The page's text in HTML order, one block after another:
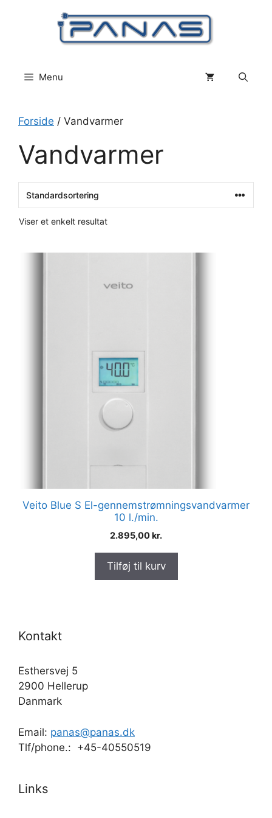
Menu
Forside / Vandvarmer
Vandvarmer
Viser et enkelt resultat
Veito Blue S El-gennemstrømningsvandvarmer
10 l./min.
2.895,00kr.
Tilføj til kurv
Kontakt
Esthersvej 5
2900 Hellerup
Danmark
Email: panas@panas.dk
Tlf/phone.: +45-40550519
Links